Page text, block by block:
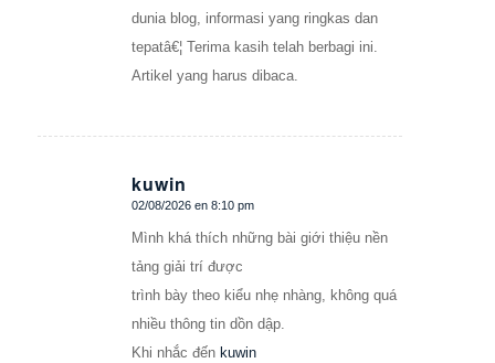
dunia blog, informasi yang ringkas dan
tepatâ€¦ Terima kasih telah berbagi ini.
Artikel yang harus dibaca.
kuwin
Dice:
02/08/2026 en 8:10 pm
Mình khá thích những bài giới thiệu nền
tảng giải trí được
trình bày theo kiểu nhẹ nhàng, không quá
nhiều thông tin dồn dập.
Khi nhắc đến kuwin